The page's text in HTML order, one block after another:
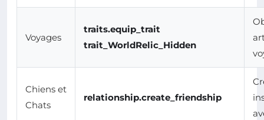
Voyages
traits.equip_trait
trait_WorldRelic_Hidden
Chiens et
Chats
relationship.create_friendship